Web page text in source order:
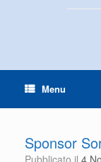
Menu
Sponsor
Pubblicato il 4